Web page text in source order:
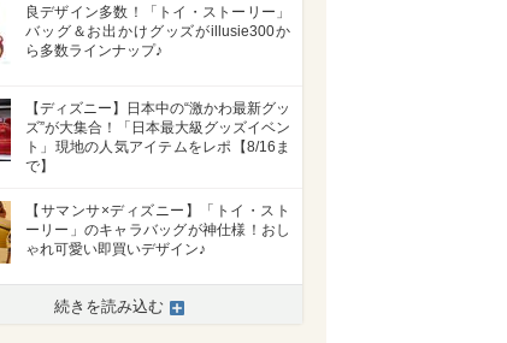
良デザイン多数！「トイ・ストーリー」
バッグ＆お出かけグッズがillusie300か
ら多数ラインナップ♪
【ディズニー】日本中の“激かわ最新グッ
ズ”が大集合！「日本最大級グッズイベン
ト」現地の人気アイテムをレポ【8/16ま
で】
【サマンサ×ディズニー】「トイ・スト
ーリー」のキャラバッグが神仕様！おし
ゃれ可愛い即買いデザイン♪
続きを読み込む